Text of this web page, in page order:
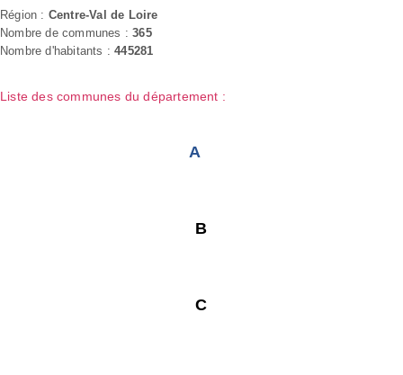
Région : Centre-Val de Loire
Nombre de communes :365
Nombre d'habitants :445281
Liste des communes du département :
A
B
C